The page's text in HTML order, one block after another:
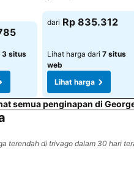
3 situs
Lihat harga
dari Rp 835.312
Lihat harga dari 7 situs
web
Lihat harga
semua penginapan di
terendah di trivago dalam 30 hari